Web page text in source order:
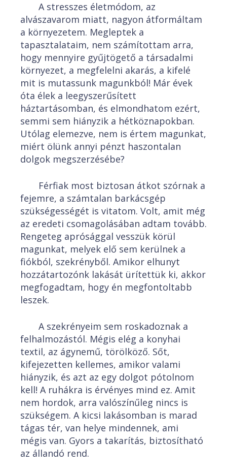
A stresszes életmódom, az
alvászavarom miatt, nagyon átformáltam
a környezetem. Megleptek a
tapasztalataim, nem számítottam arra,
hogy mennyire gyűjtögető a társadalmi
környezet, a megfelelni akarás, a kifelé
mit is mutassunk magunkból! Már évek
óta élek a leegyszerűsített
háztartásomban, és elmondhatom ezért,
semmi sem hiányzik a hétköznapokban.
Utólag elemezve, nem is értem magunkat,
miért ölünk annyi pénzt haszontalan
dolgok megszerzésébe?
Férfiak most biztosan átkot szórnak a
fejemre, a számtalan barkácsgép
szükségességét is vitatom. Volt, amit még
az eredeti csomagolásában adtam tovább.
Rengeteg aprósággal vesszük körül
magunkat, melyek elő sem kerülnek a
fiókból, szekrényből. Amikor elhunyt
hozzátartozónk lakását ürítettük ki, akkor
megfogadtam, hogy én megfontoltabb
leszek.
A szekrényeim sem roskadoznak a
felhalmozástól. Mégis elég a konyhai
textil, az ágynemű, törölköző. Sőt,
kifejezetten kellemes, amikor valami
hiányzik, és azt az egy dolgot pótolnom
kell! A ruhákra is érvényes mind ez. Amit
nem hordok, arra valószínűleg nincs is
szükségem. A kicsi lakásomban is marad
tágas tér, van helye mindennek, ami
mégis van. Gyors a takarítás, biztosítható
az állandó rend.